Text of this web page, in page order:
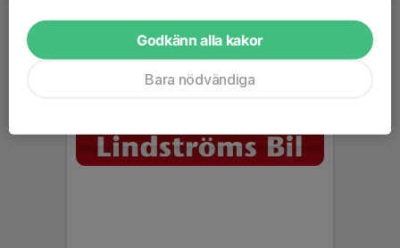
Godkänn alla kakor
Bara nödvändiga